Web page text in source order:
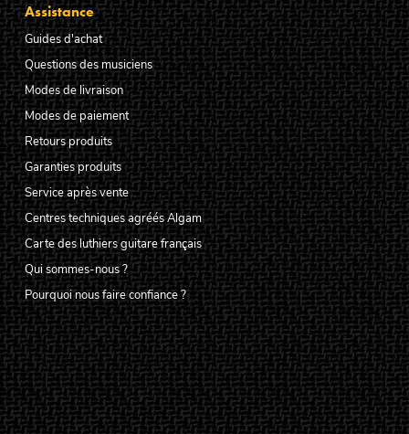
Assistance
Guides d'achat
Questions des musiciens
Modes de livraison
Modes de paiement
Retours produits
Garanties produits
Service après vente
Centres techniques agréés Algam
Carte des luthiers guitare français
Qui sommes-nous ?
Pourquoi nous faire confiance ?